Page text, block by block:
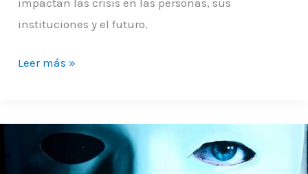
instituciones y el futuro.
Leer más »
inmoral